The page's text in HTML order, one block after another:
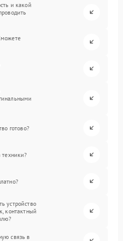
и какой
готово?
техники?
устройство
контактный
связь в